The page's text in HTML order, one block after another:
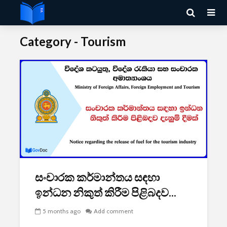
Category - Tourism
සංචාරක කර්මාන්තය සඳහා
ඉන්ධන නිකුත් කිරීම පිළිබදව...
5 months ago Add comment